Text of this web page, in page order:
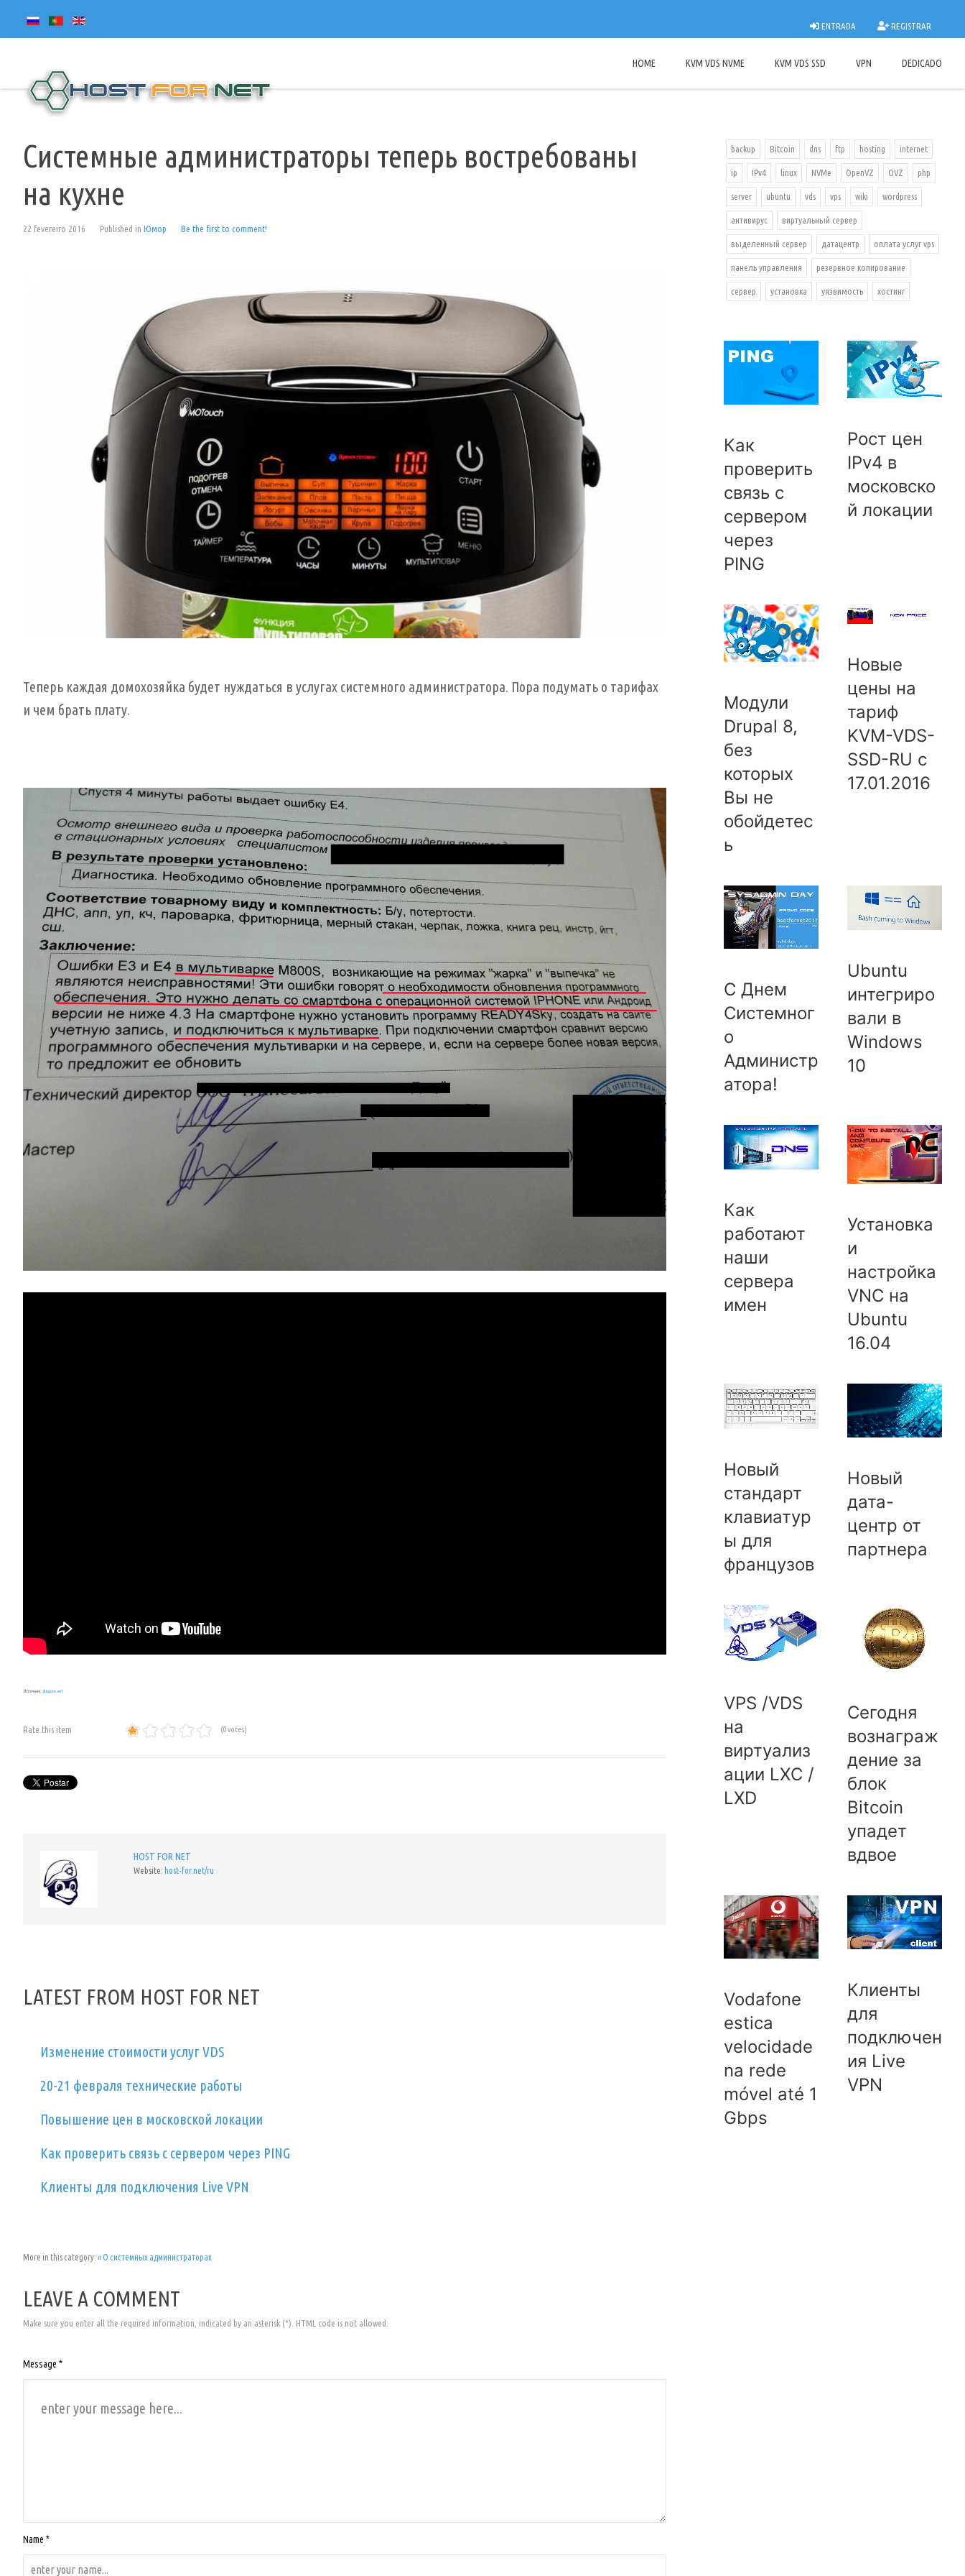
Системные администраторы теперь востребованы
на кухне
22 fevereiro 2016 Published in Юмор Be the first to comment!
Теперь каждая домохозяйка будет нуждаться в услугах системного администратора. Пора подумать о тарифах
и чем брать плату.
Источник:фишки.нет
Rate this item (0 votes)
HOST FOR NET
Website: host-for.net/ru
LATEST FROM HOST FOR NET
Изменение стоимости услуг VDS
20-21 февраля технические работы
Повышение цен в московской локации
Как проверить связь с сервером через PING
Клиенты для подключения Live VPN
More in this category: « О системных администраторах
LEAVE A COMMENT
Make sure you enter all the required information, indicated by an asterisk (*). HTML code is not allowed.
Message *
Name *
backup Bitcoin dns ftp hosting internet
ip IPv4 linux NVMe OpenVZ OVZ php
server ubuntu vds vps wiki wordpress
антивирус виртуальный сервер
выделенный сервер датацентр оплата услуг vps
панель управления резервное копирование
сервер установка уязвимость хостинг
Как
проверить
связь с
сервером
через
PING
Рост цен
IPv4 в
московско
й локации
Модули
Drupal 8,
без
которых
Вы не
обойдетес
ь
Новые
цены на
тариф
KVM-VDS-
SSD-RU с
17.01.2016
С Днем
Системног
о
Администр
атора!
Ubuntu
интегриро
вали в
Windows
10
Как
работают
наши
сервера
имен
Установка
и
настройка
VNC на
Ubuntu
16.04
Новый
стандарт
клавиатур
ы для
французов
Новый
дата-
центр от
партнера
VPS /VDS
на
виртуализ
ации LXC /
LXD
Сегодня
вознаграж
дение за
блок
Bitcoin
упадет
вдвое
Vodafone
estica
velocidade
na rede
móvel até 1
Gbps
Клиенты
для
подключен
ия Live
VPN
ENTRADA REGISTRAR
HOME KVM VDS NVME KVM VDS SSD VPN DEDICADO